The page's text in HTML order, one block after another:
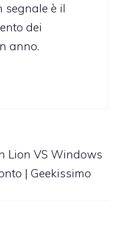
segnale è il
dei
anno.
Lion VS Windows
| Geekissimo